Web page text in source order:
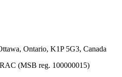
Ontario, K1P 5G3, Canada
(MSB reg. 100000015)